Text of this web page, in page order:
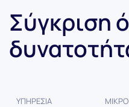
Σύγκριση
ΥΠΗΡΕΣΊΑ ΜΙΚΡΌ